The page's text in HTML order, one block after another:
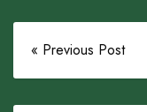
« Previous Post